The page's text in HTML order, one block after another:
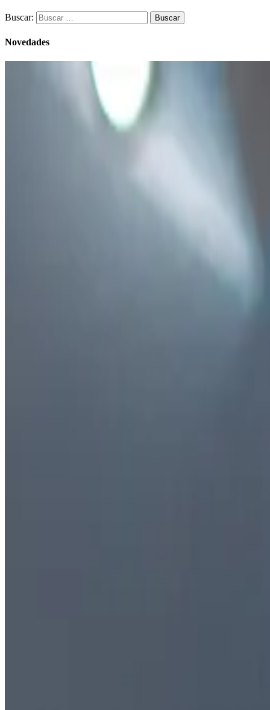
Buscar:
Novedades